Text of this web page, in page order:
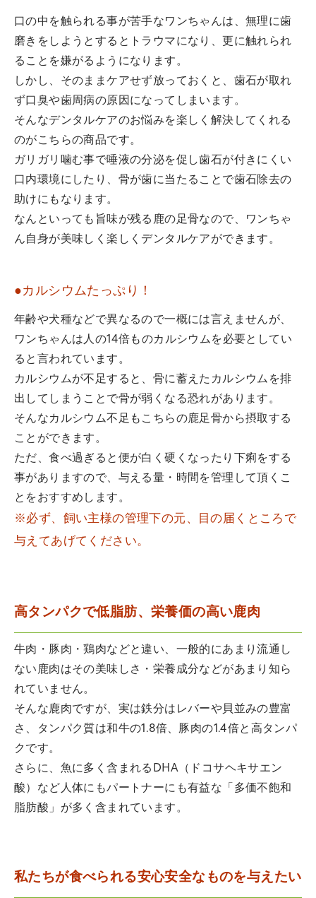
口の中を触られる事が苦手なワンちゃんは、無理に歯
磨きをしようとするとトラウマになり、更に触れられ
ることを嫌がるようになります。
しかし、そのままケアせず放っておくと、歯石が取れ
ず口臭や歯周病の原因になってしまいます。
そんなデンタルケアのお悩みを楽しく解決してくれる
のがこちらの商品です。
ガリガリ噛む事で唾液の分泌を促し歯石が付きにくい
口内環境にしたり、骨が歯に当たることで歯石除去の
助けにもなります。
なんといっても旨味が残る鹿の足骨なので、ワンちゃ
ん自身が美味しく楽しくデンタルケアができます。
●カルシウムたっぷり！
年齢や犬種などで異なるので一概には言えませんが、
ワンちゃんは人の14倍ものカルシウムを必要としてい
ると言われています。
カルシウムが不足すると、骨に蓄えたカルシウムを排
出してしまうことで骨が弱くなる恐れがあります。
そんなカルシウム不足もこちらの鹿足骨から摂取する
ことができます。
ただ、食べ過ぎると便が白く硬くなったり下痢をする
事がありますので、与える量・時間を管理して頂くこ
とをおすすめします。
※必ず、飼い主様の管理下の元、目の届くところで
与えてあげてください。
高タンパクで低脂肪、栄養価の高い鹿肉
牛肉・豚肉・鶏肉などと違い、一般的にあまり流通し
ない鹿肉はその美味しさ・栄養成分などがあまり知ら
れていません。
そんな鹿肉ですが、実は鉄分はレバーや貝並みの豊富
さ、タンパク質は和牛の1.8倍、豚肉の1.4倍と高タンパ
クです。
さらに、魚に多く含まれるDHA（ドコサヘキサエン
酸）など人体にもパートナーにも有益な「多価不飽和
脂肪酸」が多く含まれています。
私たちが食べられる安心安全なものを与えたい